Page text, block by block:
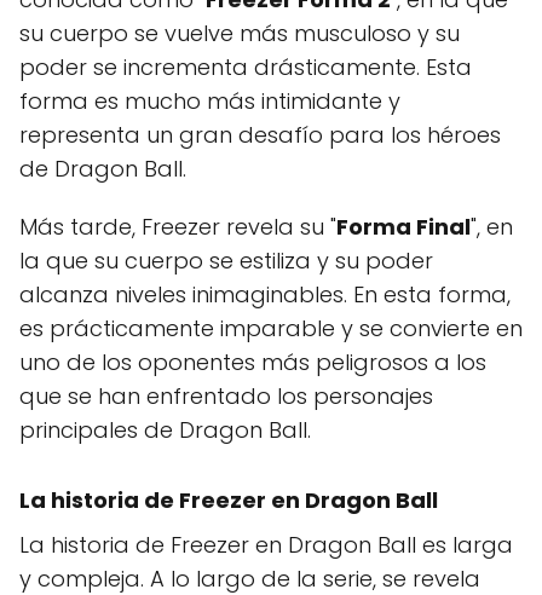
su cuerpo se vuelve más musculoso y su
poder se incrementa drásticamente. Esta
forma es mucho más intimidante y
representa un gran desafío para los héroes
de Dragon Ball.
Más tarde, Freezer revela su "Forma Final", en
la que su cuerpo se estiliza y su poder
alcanza niveles inimaginables. En esta forma,
es prácticamente imparable y se convierte en
uno de los oponentes más peligrosos a los
que se han enfrentado los personajes
principales de Dragon Ball.
La historia de Freezer en Dragon Ball
La historia de Freezer en Dragon Ball es larga
y compleja. A lo largo de la serie, se revela